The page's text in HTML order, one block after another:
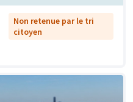
Non retenue par le tri
citoyen